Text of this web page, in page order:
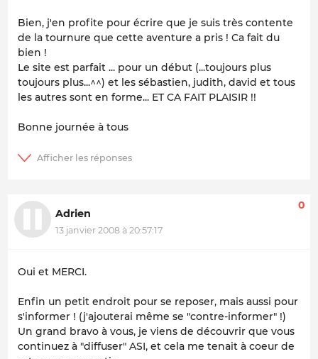
Bien, j'en profite pour écrire que je suis très contente
de la tournure que cette aventure a pris ! Ca fait du
bien !
Le site est parfait ... pour un début (...toujours plus
toujours plus...^^) et les sébastien, judith, david et tous
les autres sont en forme... ET CA FAIT PLAISIR !!
Bonne journée à tous
Adrien
13 janvier 2008 à 20:57:17
0
Oui et MERCI.
Enfin un petit endroit pour se reposer, mais aussi pour
s'informer ! (j'ajouterai même se "contre-informer" !)
Un grand bravo à vous, je viens de découvrir que vous
continuez à "diffuser" ASI, et cela me tenait à coeur de